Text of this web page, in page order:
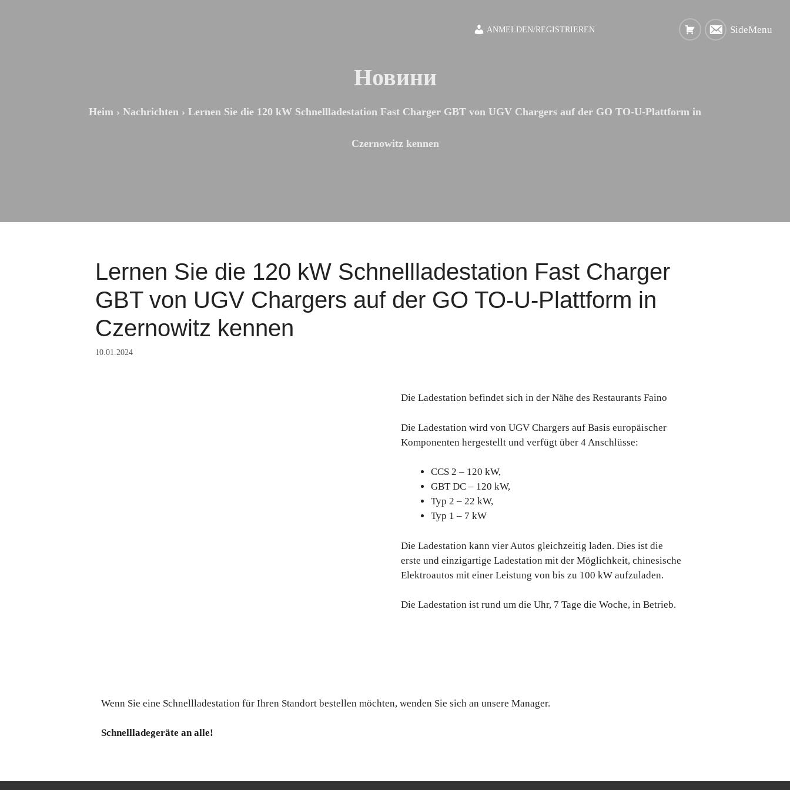
ANMELDEN/REGISTRIEREN SideMenu
Новини
Heim › Nachrichten › Lernen Sie die 120 kW Schnellladestation Fast Charger GBT von UGV Chargers auf der GO TO-U-Plattform in
Czernowitz kennen
Lernen Sie die 120 kW Schnellladestation Fast Charger
GBT von UGV Chargers auf der GO TO-U-Plattform in
Czernowitz kennen
10.01.2024
Die Ladestation befindet sich in der Nähe des Restaurants Faino
Die Ladestation wird von UGV Chargers auf Basis europäischer
Komponenten hergestellt und verfügt über 4 Anschlüsse:
CCS 2 – 120 kW,
GBT DC – 120 kW,
Typ 2 – 22 kW,
Typ 1 – 7 kW
Die Ladestation kann vier Autos gleichzeitig laden. Dies ist die
erste und einzigartige Ladestation mit der Möglichkeit, chinesische
Elektroautos mit einer Leistung von bis zu 100 kW aufzuladen.
Die Ladestation ist rund um die Uhr, 7 Tage die Woche, in Betrieb.
Wenn Sie eine Schnellladestation für Ihren Standort bestellen möchten, wenden Sie sich an unsere Manager.
Schnellladegeräte an alle!